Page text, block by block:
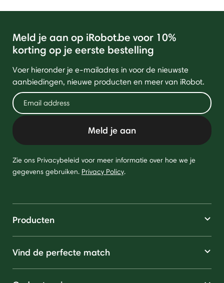
Meld je aan op iRobot.be voor 10%
korting op je eerste bestelling
Voer hieronder je e-mailadres in voor de nieuwste
aanbiedingen, nieuwe producten en meer van iRobot.
Meld je aan
Zie ons Privacybeleid voor meer informatie over hoe we je
gegevens gebruiken. Privacy Policy.
Producten
Vind de perfecte match